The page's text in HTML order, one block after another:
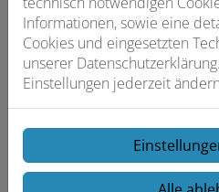
Informationen, sowie eine
Cookies und eingesetzten
unserer
Einstellungen jederzeit